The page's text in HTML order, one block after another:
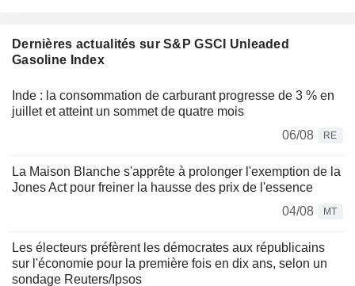
Dernières actualités sur S&P GSCI Unleaded
Gasoline Index
Inde : la consommation de carburant progresse de 3 % en
juillet et atteint un sommet de quatre mois
06/08
RE
La Maison Blanche s'apprête à prolonger l'exemption de la
Jones Act pour freiner la hausse des prix de l'essence
04/08
MT
Les électeurs préfèrent les démocrates aux républicains
sur l'économie pour la première fois en dix ans, selon un
sondage Reuters/Ipsos